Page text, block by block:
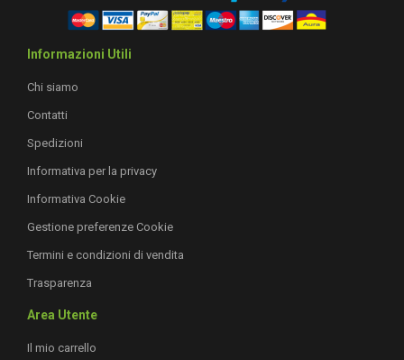
Informazioni Utili
Chi siamo
Contatti
Spedizioni
Informativa per la privacy
Informativa Cookie
Gestione preferenze Cookie
Termini e condizioni di vendita
Trasparenza
Area Utente
Il mio carrello